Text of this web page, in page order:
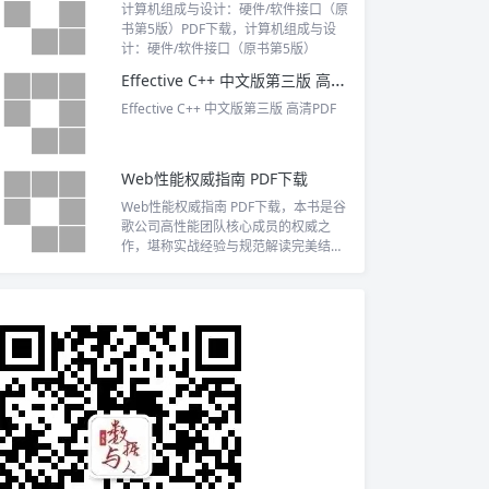
计算机组成与设计：硬件/软件接口（原
书第5版）PDF下载，计算机组成与设
计：硬件/软件接口（原书第5版）
Effective C++ 中文版第三版 高清PDF
Effective C++ 中文版第三版 高清PDF
Web性能权威指南 PDF下载
Web性能权威指南 PDF下载，本书是谷
歌公司高性能团队核心成员的权威之
作，堪称实战经验与规范解读完美结合